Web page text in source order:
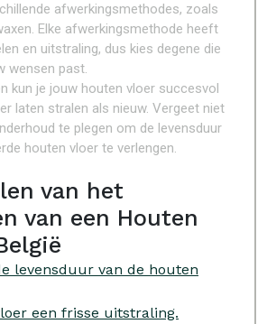
afwerkingsmethodes, zoals
Elke afwerkingsmethode heeft
en uitstraling, dus kies degene die
wensen past.
kun je jouw houten vloer succesvol
laten stralen als nieuw. Vergeet niet
te plegen om de levensduur
houten vloer te verlengen.
van het
van een Houten
levensduur van de houten
een frisse uitstraling.